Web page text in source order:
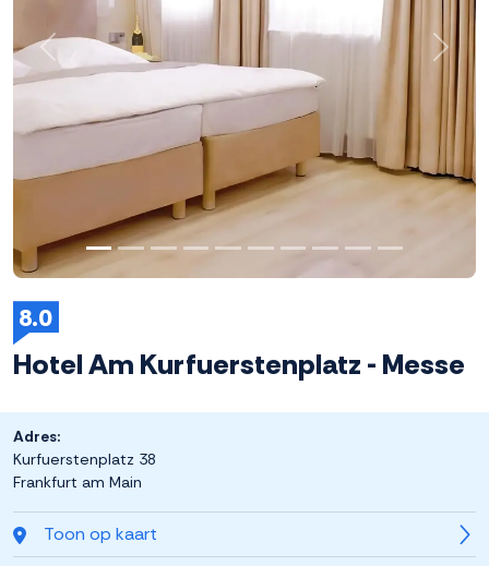
8.0
Hotel Am Kurfuerstenplatz - Messe
Toon op kaart
Adres:
Kurfuerstenplatz 38
Frankfurt am Main